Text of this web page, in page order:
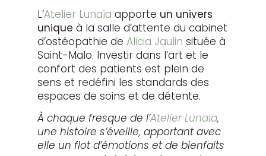
L’Atelier Lunaïa apporte un univers
unique à la salle d’attente du cabinet
d’ostéopathie de Alicia Jaulin située à
Saint-Malo. Investir dans l’art et le
confort des patients est plein de
sens et redéfini les standards des
espaces de soins et de détente.
À chaque fresque de l’Atelier Lunaïa,
une histoire s’éveille, apportant avec
elle un flot d’émotions et de bienfaits